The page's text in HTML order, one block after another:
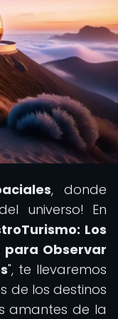
, donde
universo! En
Los
para Observar
", te llevaremos
de los destinos
amantes de la